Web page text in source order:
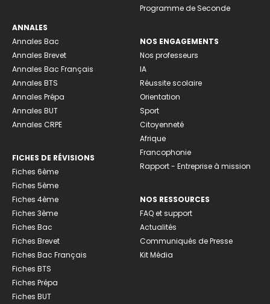
ANNALES
Annales Bac
Annales Brevet
Annales Bac Français
Annales BTS
Annales Prépa
Annales BUT
Annales CRPE
FICHES DE RÉVISIONS
Fiches 6ème
Fiches 5ème
Fiches 4ème
Fiches 3ème
Fiches Bac
Fiches Brevet
Fiches Bac Français
Fiches BTS
Fiches Prépa
Fiches BUT
Programme de Seconde
NOS ENGAGEMENTS
Nos professeurs
IA
Réussite scolaire
Orientation
Sport
Citoyenneté
Afrique
Francophonie
Rapport - Entreprise à mission
NOS RESSOURCES
FAQ et support
Actualités
Communiqués de Presse
Kit Média